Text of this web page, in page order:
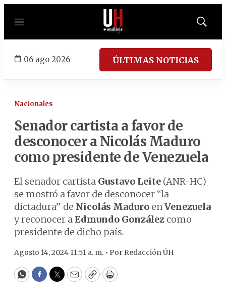
Menú
Mostrar
06 ago 2026 ÚLTIMAS NOTICIAS
Nacionales
Senador cartista a favor de
desconocer a Nicolás Maduro
como presidente de Venezuela
El senador cartista Gustavo Leite (ANR-HC)
se mostró a favor de desconocer “la
dictadura” de Nicolás Maduro enVenezuela
y reconocer aEdmundo González como
presidente de dicho país.
Agosto 14, 2024 11:51 a. m. • Por Redacción ÚH
WhatsApp
Facebook
Twitter
EmailCopyPrint